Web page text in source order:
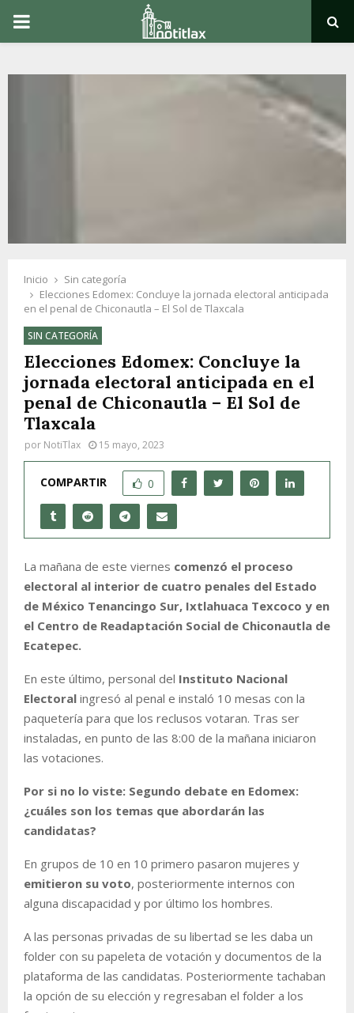
PRIMARY
Inicio
Sin categoría
Elecciones Edomex: Concluye la jornada electoral anticipada
en el penal de Chiconautla – El Sol de Tlaxcala
SIN CATEGORÍA
Elecciones Edomex: Concluye la
jornada electoral anticipada en el
penal de Chiconautla – El Sol de
Tlaxcala
por NotiTlax 15 mayo, 2023
COMPARTIR 0
La mañana de este viernes comenzó el proceso
electoral al interior de cuatro penales del Estado
de México Tenancingo Sur, Ixtlahuaca Texcoco y en
el Centro de Readaptación Social de Chiconautla de
Ecatepec.
En este último, personal del Instituto Nacional
Electoral ingresó al penal e instaló 10 mesas con la
paquetería para que los reclusos votaran. Tras ser
instaladas, en punto de las 8:00 de la mañana iniciaron
las votaciones.
Por si no lo viste: Segundo debate en Edomex:
¿cuáles son los temas que abordarán las
candidatas?
En grupos de 10 en 10 primero pasaron mujeres y
emitieron su voto, posteriormente internos con
alguna discapacidad y por último los hombres.
A las personas privadas de su libertad se les daba un
folder con su papeleta de votación y documentos de la
plataforma de las candidatas. Posteriormente tachaban
la opción de su elección y regresaban el folder a los